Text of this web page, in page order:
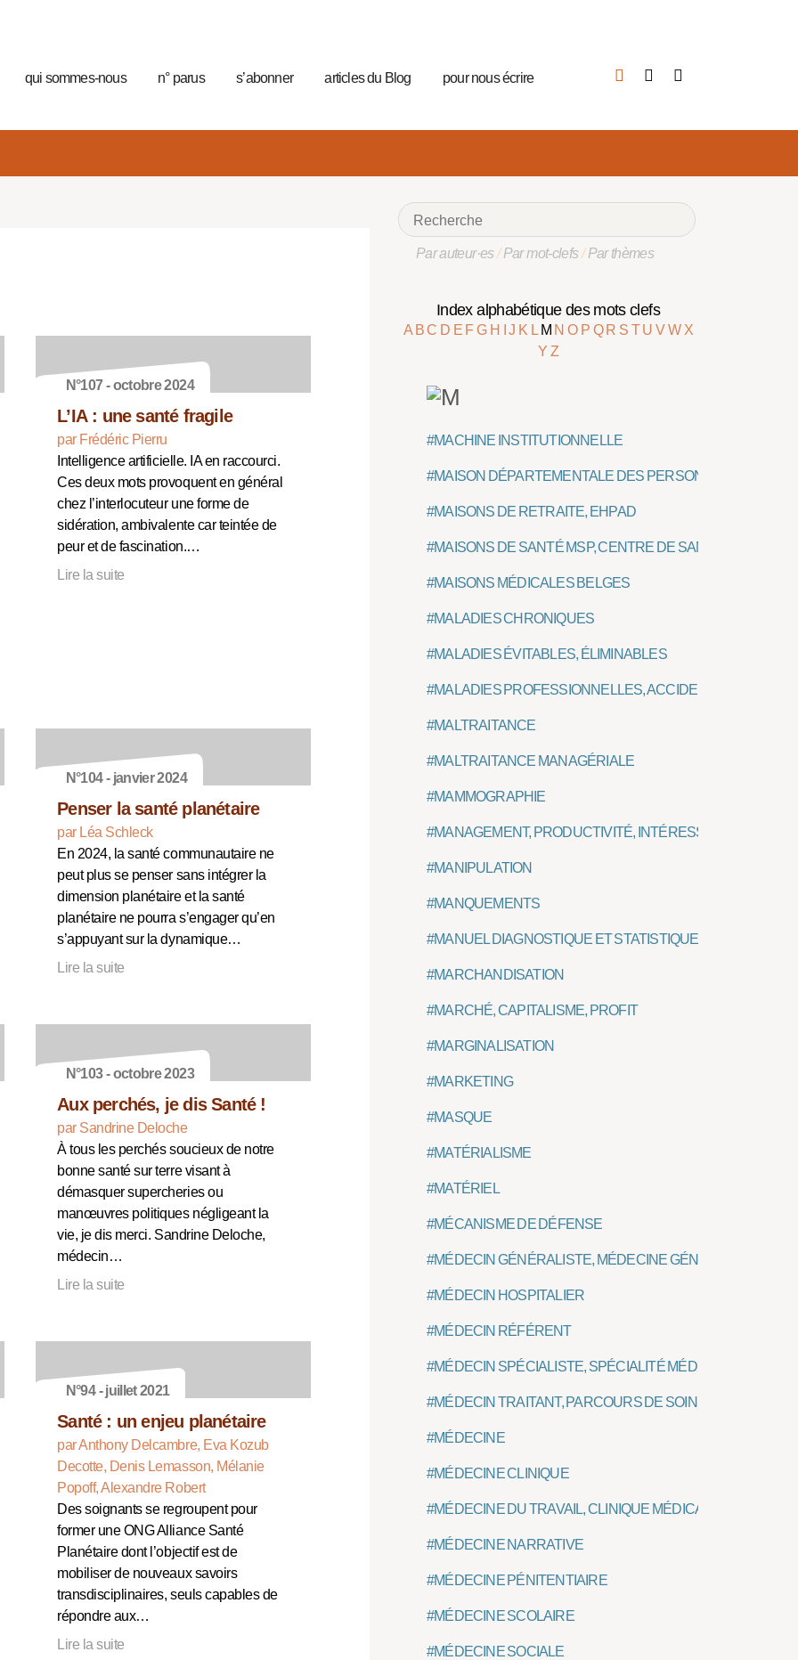
qui sommes-nous n° parus s’abonner articles du Blog pour nous écrire
N°107 - octobre 2024
L’IA : une santé fragile
par Frédéric Pierru
Intelligence artificielle. IA en raccourci.
Ces deux mots provoquent en général
chez l’interlocuteur une forme de
sidération, ambivalente car teintée de
peur et de fascination.…
Lire la suite
N°104 - janvier 2024
Penser la santé planétaire
par Léa Schleck
En 2024, la santé communautaire ne
peut plus se penser sans intégrer la
dimension planétaire et la santé
planétaire ne pourra s’engager qu’en
s’appuyant sur la dynamique…
Lire la suite
N°103 - octobre 2023
Aux perchés, je dis Santé !
par Sandrine Deloche
À tous les perchés soucieux de notre
bonne santé sur terre visant à
démasquer supercheries ou
manœuvres politiques négligeant la
vie, je dis merci. Sandrine Deloche,
médecin…
Lire la suite
N°94 - juillet 2021
Santé : un enjeu planétaire
par Anthony Delcambre, Eva Kozub
Decotte, Denis Lemasson, Mélanie
Popoff, Alexandre Robert
Des soignants se regroupent pour
former une ONG Alliance Santé
Planétaire dont l’objectif est de
mobiliser de nouveaux savoirs
transdisciplinaires, seuls capables de
répondre aux…
Lire la suite
Par auteur·es/Par mot-clefs/Par thèmes
Index alphabétique des mots clefs
A BC D E FG H IJ K L M NO P Q R S TUVW X
Y Z
#MACHINE INSTITUTIONNELLE
#MAISON DÉPARTEMENTALE DES PERSONNES
#MAISONS DE RETRAITE, EHPAD
#MAISONS DE SANTÉ MSP, CENTRE DE SANTÉ, PÔLE DE
#MAISONS MÉDICALES BELGES
#MALADIES CHRONIQUES
#MALADIES ÉVITABLES, ÉLIMINABLES
#MALADIES PROFESSIONNELLES, ACCIDENT DU
#MALTRAITANCE
#MALTRAITANCE MANAGÉRIALE
#MAMMOGRAPHIE
#MANAGEMENT, PRODUCTIVITÉ, INTÉRESSEMENT
#MANIPULATION
#MANQUEMENTS
#MANUEL DIAGNOSTIQUE ET STATISTIQUE DES
#MARCHANDISATION
#MARCHÉ, CAPITALISME, PROFIT
#MARGINALISATION
#MARKETING
#MASQUE
#MATÉRIALISME
#MATÉRIEL
#MÉCANISME DE DÉFENSE
#MÉDECIN GÉNÉRALISTE, MÉDECINE GÉNÉRALE,
#MÉDECIN HOSPITALIER
#MÉDECIN RÉFÉRENT
#MÉDECIN SPÉCIALISTE, SPÉCIALITÉ MÉDICALE
#MÉDECIN TRAITANT, PARCOURS DE SOINS
#MÉDECINE
#MÉDECINE CLINIQUE
#MÉDECINE DU TRAVAIL, CLINIQUE MÉDICALE DU
#MÉDECINE NARRATIVE
#MÉDECINE PÉNITENTIAIRE
#MÉDECINE SCOLAIRE
#MÉDECINE SOCIALE